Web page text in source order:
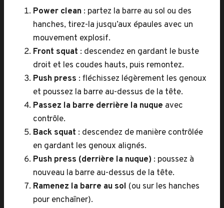
Power clean : partez la barre au sol ou des
hanches, tirez-la jusqu’aux épaules avec un
mouvement explosif.
Front squat : descendez en gardant le buste
droit et les coudes hauts, puis remontez.
Push press : fléchissez légèrement les genoux
et poussez la barre au-dessus de la tête.
Passez la barre derrière la nuque avec
contrôle.
Back squat : descendez de manière contrôlée
en gardant les genoux alignés.
Push press (derrière la nuque) : poussez à
nouveau la barre au-dessus de la tête.
Ramenez la barre au sol (ou sur les hanches
pour enchaîner).